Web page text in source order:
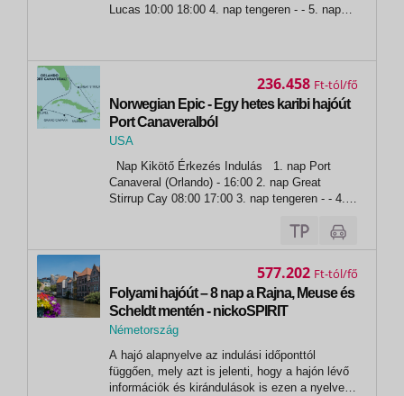
Lucas 10:00 18:00 4. nap tengeren - - 5. nap
Norwegian Epic - Egy hetes karibi hajóút
Port Canaveralból
USA
Port Canaveral
Canaveral (Orlando) - 16:00 2. nap Great
Stirrup Cay 08:00 17:00 3. nap tengeren - - 4.
nap...
236.458 Ft
Folyami hajóút – 8 nap a Rajna, Meuse és
Scheldt mentén - nickoSPIRIT
Németország
Köln
A hajó alapnyelve az indulási időponttól
függően, mely azt is jelenti, hogy a hajón lévő
információk és kirándulások is ezen a nyelven
577.202 Ft